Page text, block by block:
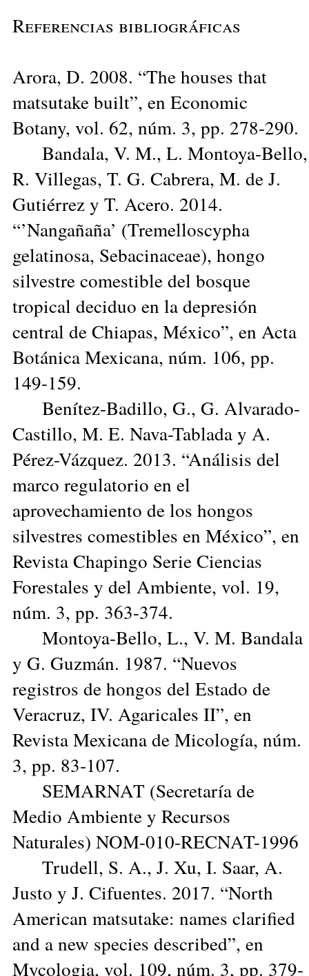
Referencias bibliográficas
Arora, D. 2008. “The houses that
matsutake built”, en Economic
Botany, vol. 62, núm. 3, pp. 278-290.
Bandala, V. M., L. Montoya-Bello,
R. Villegas, T. G. Cabrera, M. de J.
Gutiérrez y T. Acero. 2014.
“’Nangañaña’ (Tremelloscypha
gelatinosa, Sebacinaceae), hongo
silvestre comestible del bosque
tropical deciduo en la depresión
central de Chiapas, México”, en Acta
Botánica Mexicana, núm. 106, pp.
149-159.
Benítez-Badillo, G., G. Alvarado-
Castillo, M. E. Nava-Tablada y A.
Pérez-Vázquez. 2013. “Análisis del
marco regulatorio en el
aprovechamiento de los hongos
silvestres comestibles en México”, en
Revista Chapingo Serie Ciencias
Forestales y del Ambiente, vol. 19,
núm. 3, pp. 363-374.
Montoya-Bello, L., V. M. Bandala
y G. Guzmán. 1987. “Nuevos
registros de hongos del Estado de
Veracruz, IV. Agaricales II”, en
Revista Mexicana de Micología, núm.
3, pp. 83‑107.
SEMARNAT (Secretaría de
Medio Ambiente y Recursos
Naturales) NOM-010-RECNAT-1996
Trudell, S. A., J. Xu, I. Saar, A.
Justo y J. Cifuentes. 2017. “North
American matsutake: names clarified
and a new species described”, en
Mycologia, vol. 109, núm. 3, pp. 379-